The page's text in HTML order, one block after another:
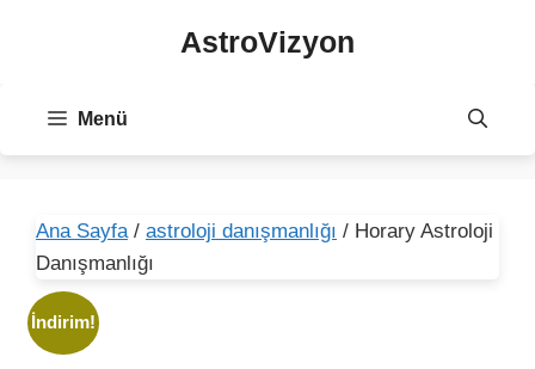
AstroVizyon
Menü
Ana Sayfa/ astroloji danışmanlığı / Horary Astroloji
Danışmanlığı
İndirim!